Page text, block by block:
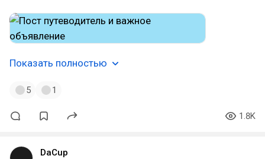
Показать полностью
5 1
1.8K
DaCup